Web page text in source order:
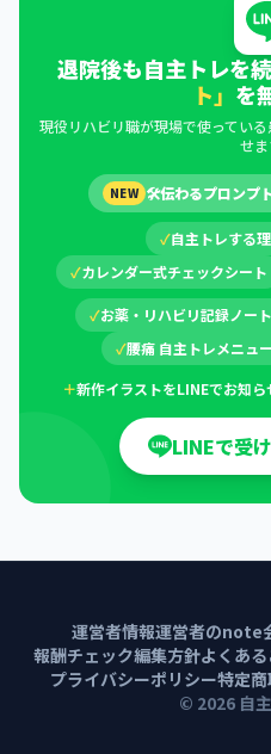
退院後も自主トレを
ト」 を
現役リハビリ職が現場で使ってい
せま
NEW 🛠伝わるプロンプ
✓自主トレする
✓カレンダー式チェックシート
✓お薬・リハビリ記録ノート
✓腰痛 自主トレメニュ
＋新作イラストをLINEでお知ら
LINEで受
運営者情報運営者のnote
報酬チェック編集方針よくあ
プライバシーポリシー特定
© 2026 自